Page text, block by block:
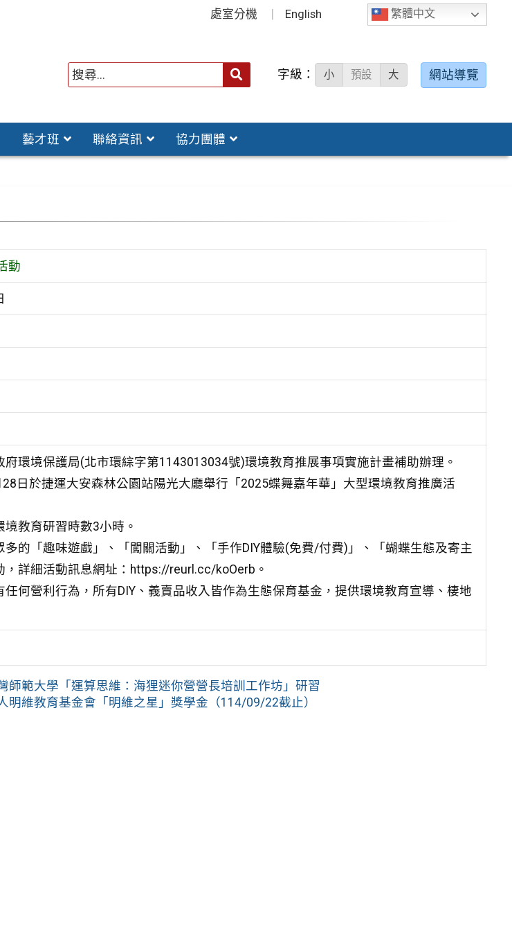
繁體中文
處室分機 English
字級： 小 預設 大 網站導覽
藝才班 聯絡資訊 協力團體
動
府環境保護局(北市環綜字第1143013034號)環境教育推展事項實施計畫補助辦理。
日於捷運大安森林公園站陽光大廳舉行「2025蝶舞嘉年華」大型環境教育推廣活
境教育研習時數3小時。
多的「趣味遊戲」、「闖關活動」、「手作DIY體驗(免費/付費)」、「蝴蝶生態及寄主
，詳細活動訊息網址：https://reurl.cc/koOerb。
任何營利行為，所有DIY、義賣品收入皆作為生態保育基金，提供環境教育宣導、棲地
師範大學「運算思維：海狸迷你營營長培訓工作坊」研習
明維教育基金會「明維之星」獎學金（114/09/22截止）